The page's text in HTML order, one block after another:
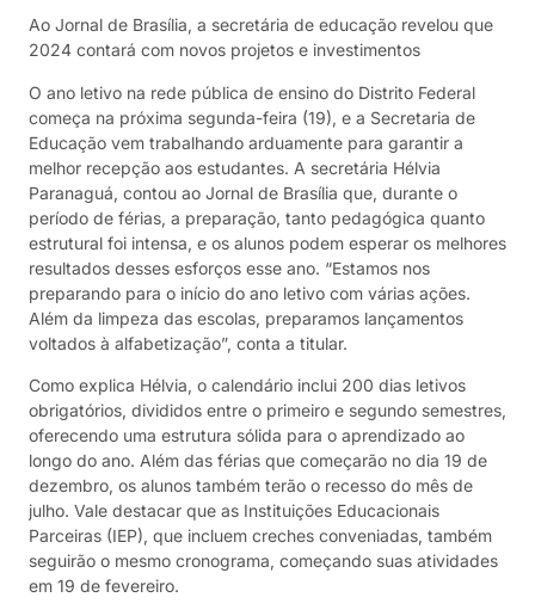
Ao Jornal de Brasília, a secretária de educação revelou que
2024 contará com novos projetos e investimentos
O ano letivo na rede pública de ensino do Distrito Federal
começa na próxima segunda-feira (19), e a Secretaria de
Educação vem trabalhando arduamente para garantir a
melhor recepção aos estudantes. A secretária Hélvia
Paranaguá, contou ao Jornal de Brasília que, durante o
período de férias, a preparação, tanto pedagógica quanto
estrutural foi intensa, e os alunos podem esperar os melhores
resultados desses esforços esse ano. “Estamos nos
preparando para o início do ano letivo com várias ações.
Além da limpeza das escolas, preparamos lançamentos
voltados à alfabetização”, conta a titular.
Como explica Hélvia, o calendário inclui 200 dias letivos
obrigatórios, divididos entre o primeiro e segundo semestres,
oferecendo uma estrutura sólida para o aprendizado ao
longo do ano. Além das férias que começarão no dia 19 de
dezembro, os alunos também terão o recesso do mês de
julho. Vale destacar que as Instituições Educacionais
Parceiras (IEP), que incluem creches conveniadas, também
seguirão o mesmo cronograma, começando suas atividades
em 19 de fevereiro.